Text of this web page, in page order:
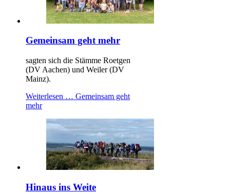
Gemeinsam geht mehr
sagten sich die Stämme Roetgen
(DV Aachen) und Weiler (DV
Mainz).
Weiterlesen … Gemeinsam geht
mehr
Hinaus ins Weite